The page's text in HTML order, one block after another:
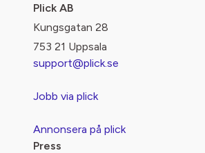
Plick AB
Kungsgatan 28
753 21 Uppsala
support@plick.se
Jobb via plick
Annonsera på plick
Press